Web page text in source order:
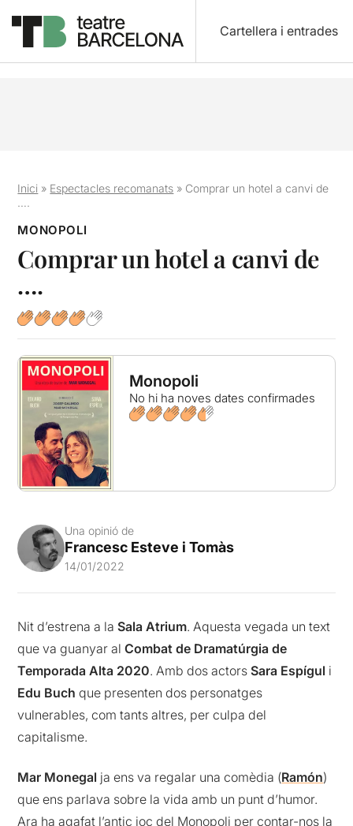
Cartellera i entrades
Inici » Espectacles recomanats » Comprar un hotel a canvi de
….
MONOPOLI
Comprar un hotel a canvi de
….
Monopoli
No hi ha noves dates confirmades
Una opinió de
Francesc Esteve i Tomàs
14/01/2022
Nit d’estrena a laSala Atrium. Aquesta vegada un text
que va guanyar alCombat de Dramatúrgia de
Temporada Alta 2020. Amb dos actorsSara Espígul i
Edu Buch que presenten dos personatges
vulnerables, com tants altres, per culpa del
capitalisme.
Mar Monegal ja ens va regalar una comèdia (Ramón)
que ens parlava sobre la vida amb un punt d’humor.
Ara ha agafat l’antic joc del Monopoli per contar-nos la